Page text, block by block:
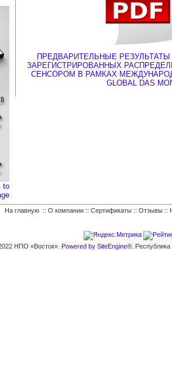
ПРЕДВАРИТЕЛЬНЫЕ
ЗАРЕГИСТРИРОВАННЫХ
СЕНСОРОМ В РАМКАХ
GLOBAL DAS
На главную :: О компании :: Сертификаты :: Отзывы ::
НПО «Восток». Powered by SiteEngine®.